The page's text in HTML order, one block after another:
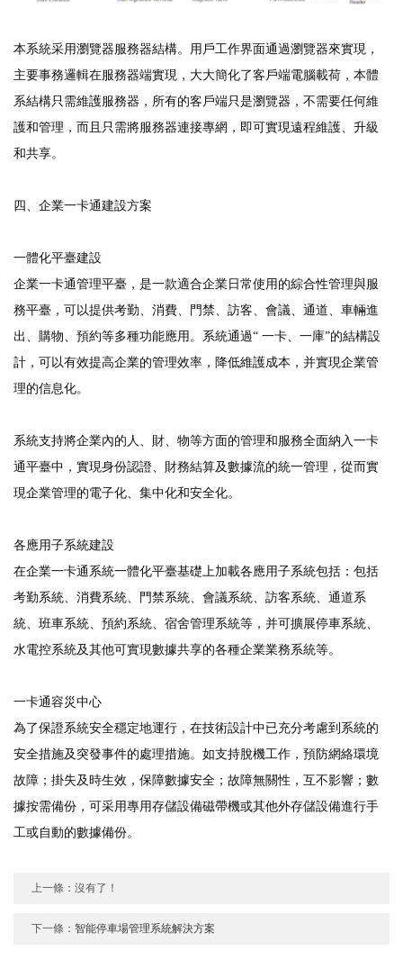
本系統采用瀏覽器服務器結構。用戶工作界面通過瀏覽器來實現，
主要事務邏輯在服務器端實現，大大簡化了客戶端電腦載荷，本體
系結構只需維護服務器，所有的客戶端只是瀏覽器，不需要任何維
護和管理，而且只需將服務器連接專網，即可實現遠程維護、升級
和共享。
四、企業一卡通建設方案
一體化平臺建設
企業一卡通管理平臺，是一款適合企業日常使用的綜合性管理與服
務平臺，可以提供考勤、消費、門禁、訪客、會議、通道、車輛進
出、購物、預約等多種功能應用。系統通過“ 一卡、一庫”的結構設
計，可以有效提高企業的管理效率，降低維護成本，并實現企業管
理的信息化。
系統支持將企業內的人、財、物等方面的管理和服務全面納入一卡
通平臺中，實現身份認證、財務結算及數據流的統一管理，從而實
現企業管理的電子化、集中化和安全化。
各應用子系統建設
在企業一卡通系統一體化平臺基礎上加載各應用子系統包括：包括
考勤系統、消費系統、門禁系統、會議系統、訪客系統、通道系
統、班車系統、預約系統、宿舍管理系統等，并可擴展停車系統、
水電控系統及其他可實現數據共享的各種企業業務系統等。
一卡通容災中心
為了保證系統安全穩定地運行，在技術設計中已充分考慮到系統的
安全措施及突發事件的處理措施。如支持脫機工作，預防網絡環境
故障 ；掛失及時生效，保障數據安全；故障無關性，互不影響；數
據按需備份，可采用專用存儲設備磁帶機或其他外存儲設備進行手
工或自動的數據備份。
上一條：沒有了！
下一條：智能停車場管理系統解決方案